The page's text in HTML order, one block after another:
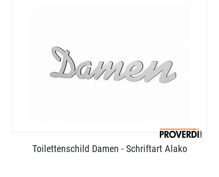
Toilettenschild Damen - Schriftart Alako